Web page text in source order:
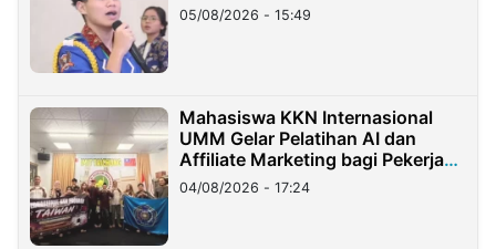
05/08/2026 - 15:49
Mahasiswa KKN Internasional
UMM Gelar Pelatihan AI dan
Affiliate Marketing bagi Pekerja
Migran Indonesia di Taiwan
04/08/2026 - 17:24